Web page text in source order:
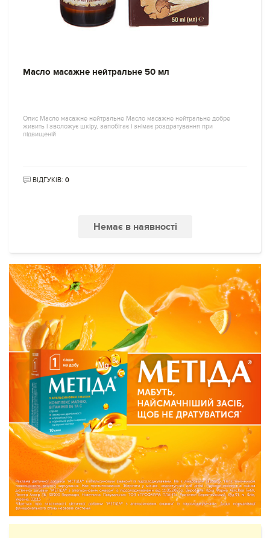
Масло масажне нейтральне 50 мл
Опис Масло масажне нейтральне Масло масажне нейтральне добре
живить і зволожує шкіру, запобігає і знімає роздратування при
підвищеній
ВІДГУКІВ: 0
Немає в наявності